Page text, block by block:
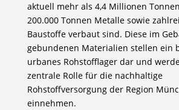
aktuell mehr als 4,4 Millionen
200.000 Tonnen Metalle sowie
Baustoffe verbaut sind. Diese im
gebundenen Materialien stellen ein
urbanes Rohstofflager dar und
zentrale Rolle für die nachhaltige
Rohstoffversorgung der Region
einnehmen.